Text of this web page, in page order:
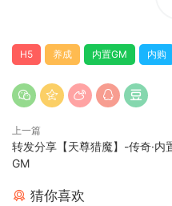
H5 养成 内置GM 内购
上一篇
转发分享【天尊猎魔】-传奇·内
GM
猜你喜欢